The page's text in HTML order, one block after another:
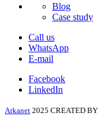
Blog
Case study
Call us
WhatsApp
E-mail
Facebook
LinkedIn
Arkanet 2025 CREATED BY